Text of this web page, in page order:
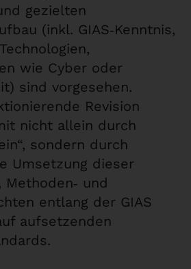
gezielten
(inkl. GIAS‑Kenntnis,
wie Cyber oder
sind vorgesehen.
Revision
nicht allein durch
sondern durch
Umsetzung dieser
Methoden‑ und
entlang der GIAS
aufsetzenden